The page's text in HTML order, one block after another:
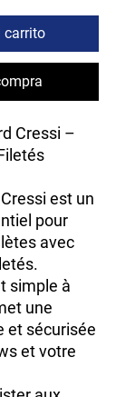
carrito
Cressi –
est un
pour
avec
.
simple à
une
et sécurisée
et votre